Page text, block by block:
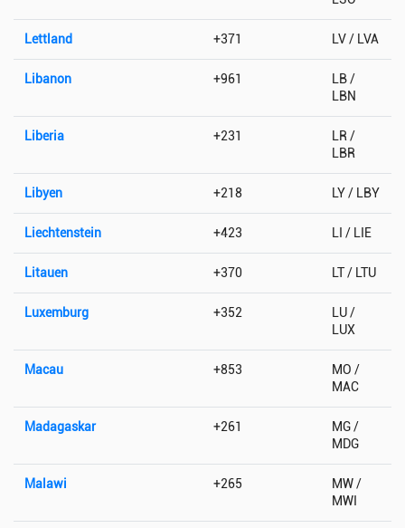
Lettland +371 LV / LVA
Libanon +961
LB /
LBN
Liberia +231
LR /
LBR
Libyen +218 LY / LBY
Liechtenstein +423 LI / LIE
Litauen +370 LT / LTU
Luxemburg +352
LU /
LUX
Macau +853
MO /
MAC
Madagaskar +261
MG /
MDG
Malawi +265
MW /
MWI